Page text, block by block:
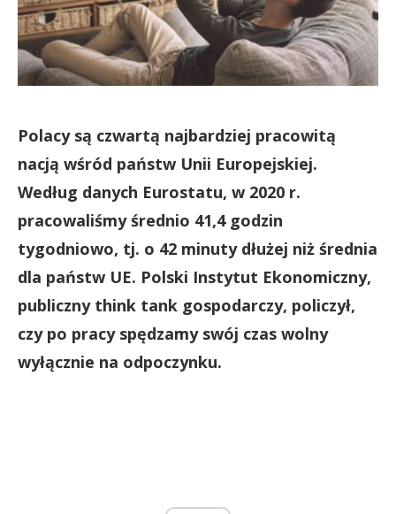
Polacy są czwartą najbardziej pracowitą
nacją wśród państw Unii Europejskiej.
Według danych Eurostatu, w 2020 r.
pracowaliśmy średnio 41,4 godzin
tygodniowo, tj. o 42 minuty dłużej niż średnia
dla państw UE. Polski Instytut Ekonomiczny,
publiczny think tank gospodarczy, policzył,
czy po pracy spędzamy swój czas wolny
wyłącznie na odpoczynku.